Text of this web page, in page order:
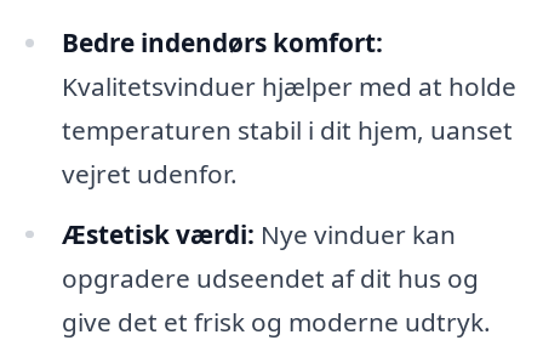
Bedre indendørs komfort:
Kvalitetsvinduer hjælper med at holde
temperaturen stabil i dit hjem, uanset
vejret udenfor.
Æstetisk værdi: Nye vinduer kan
opgradere udseendet af dit hus og
give det et frisk og moderne udtryk.